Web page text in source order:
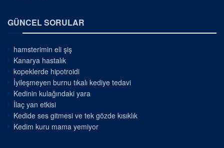
GÜNCEL SORULAR
hamsterimin eli şiş
Kanarya hastalık
kopeklerde hipotroidi
İyileşmeyen burnu tıkalı kediye tedavi
Kedinin kulağındaki yara
İlaç yan etkisi
Kedide ses gitmesi ve tek gözde kısıklık
Kedim kuru mama yemiyor